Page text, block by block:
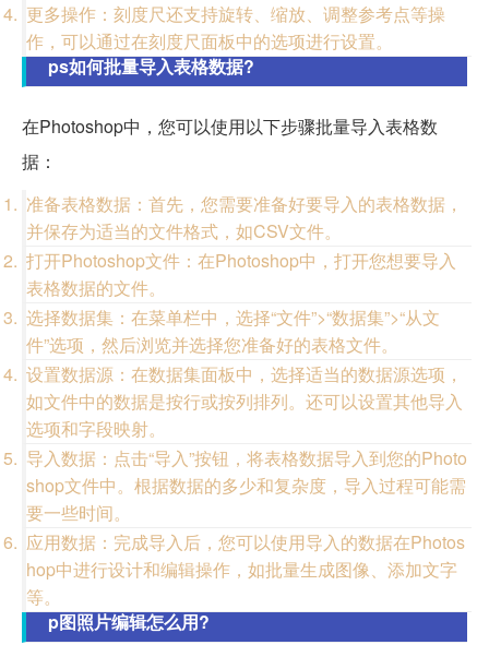
更多操作：刻度尺还支持旋转、缩放、调整参考点等操
作，可以通过在刻度尺面板中的选项进行设置。
ps如何批量导入表格数据?
在Photoshop中，您可以使用以下步骤批量导入表格数
据：
准备表格数据：首先，您需要准备好要导入的表格数据，
并保存为适当的文件格式，如CSV文件。
打开Photoshop文件：在Photoshop中，打开您想要导入
表格数据的文件。
选择数据集：在菜单栏中，选择“文件”>“数据集”>“从文
件”选项，然后浏览并选择您准备好的表格文件。
设置数据源：在数据集面板中，选择适当的数据源选项，
如文件中的数据是按行或按列排列。还可以设置其他导入
选项和字段映射。
导入数据：点击“导入”按钮，将表格数据导入到您的Photo
shop文件中。根据数据的多少和复杂度，导入过程可能需
要一些时间。
应用数据：完成导入后，您可以使用导入的数据在Photos
hop中进行设计和编辑操作，如批量生成图像、添加文字
等。
p图照片编辑怎么用?